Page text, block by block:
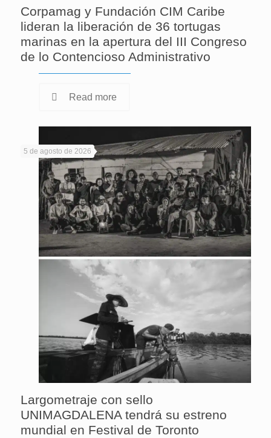
Corpamag y Fundación CIM Caribe
lideran la liberación de 36 tortugas
marinas en la apertura del III Congreso
de lo Contencioso Administrativo
Read more
5 de agosto de 2026
Largometraje con sello
UNIMAGDALENA tendrá su estreno
mundial en Festival de Toronto